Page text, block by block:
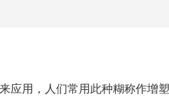
应用，人们常用此种糊称作增